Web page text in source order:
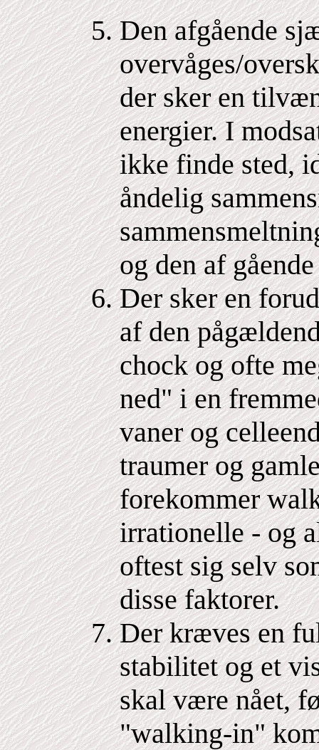
Den afgående
overvåges/
der sker en
energier. I
ikke finde sted,
åndelig
og den af
Der sker en
af den
chock og ofte
ned" i en
vaner og
traumer og
forekommer
irrationelle - og
oftest sig selv
disse faktorer.
Der kræves en
stabilitet og et
skal være nået,
"walking-in"